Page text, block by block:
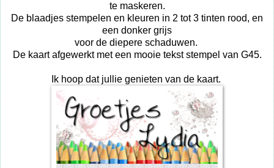
te maskeren.
De blaadjes stempelen en kleuren in 2 tot 3 tinten rood, en
een donker grijs
voor de diepere schaduwen.
De kaart afgewerkt met een mooie tekst stempel van G45.
Ik hoop dat jullie genieten van de kaart.